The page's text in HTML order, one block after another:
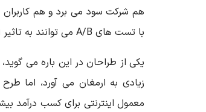
هم شرکت سود می برد و هم کاربران
با تست های A/B می توانند به تاثیر این روش ها پی ببرند.
یکی از طراحان در این باره می
زیادی به ارمغان می آورد، اما
معمول اینترنتی برای کسب درآمد